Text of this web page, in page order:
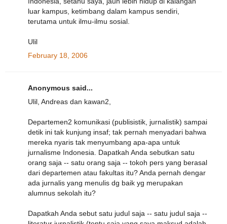
luar kampus, ketimbang dalam kampus sendiri,
terutama untuk ilmu-ilmu sosial.
Ulil
February 18, 2006
Anonymous said...
Ulil, Andreas dan kawan2,
Departemen2 komunikasi (publisistik, jurnalistik) sampai
detik ini tak kunjung insaf; tak pernah menyadari bahwa
mereka nyaris tak menyumbang apa-apa untuk
jurnalisme Indonesia. Dapatkah Anda sebutkan satu
orang saja -- satu orang saja -- tokoh pers yang berasal
dari departemen atau fakultas itu? Anda pernah dengar
ada jurnalis yang menulis dg baik yg merupakan
alumnus sekolah itu?
Dapatkah Anda sebut satu judul saja -- satu judul saja --